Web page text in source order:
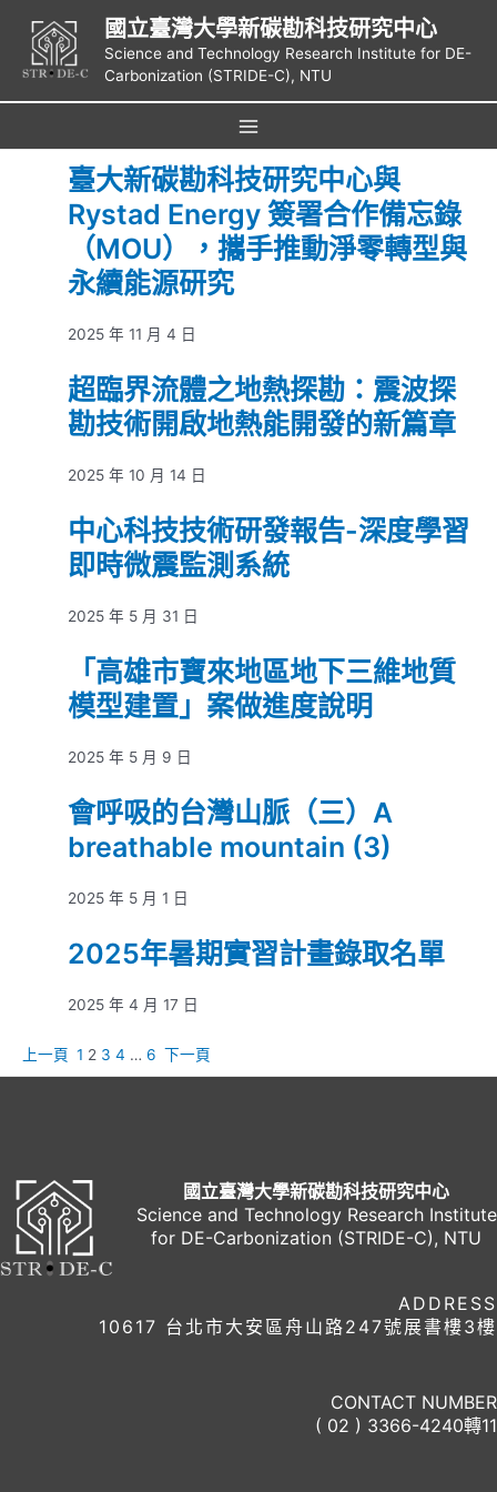
內
國立臺灣大學新碳勘科技研究中心
Science and Technology Research Institute for DE-
Carbonization (STRIDE-C), NTU
Main
Menu
臺大新碳勘科技研究中心與
Rystad Energy 簽署合作備忘錄
（MOU），攜手推動淨零轉型與
永續能源研究
2025 年 11 月 4 日
超臨界流體之地熱探勘：震波探
勘技術開啟地熱能開發的新篇章
2025 年 10 月 14 日
中心科技技術研發報告-深度學習
即時微震監測系統
2025 年 5 月 31 日
「高雄市寶來地區地下三維地質
模型建置」案做進度說明
2025 年 5 月 9 日
會呼吸的台灣山脈（三）A
breathable mountain (3)
2025 年 5 月 1 日
2025年暑期實習計畫錄取名單
2025 年 4 月 17 日
上一頁 1 2 3 4 … 6 下一頁
國立臺灣大學新碳勘科技研究中心
Science and Technology Research Institute
for DE-Carbonization (STRIDE-C), NTU
ADDRESS
10617 台北市大安區舟山路247號展書樓3樓
CONTACT NUMBER
( 02 ) 3366-4240轉11